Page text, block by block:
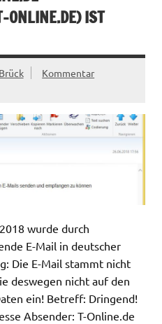
ONLINE.DE) IST
Kommentar
wurde durch
E-Mail in deutscher
Die E-Mail stammt nicht
deswegen nicht auf den
ein! Betreff: Dringend!
Absender: T-Online.de